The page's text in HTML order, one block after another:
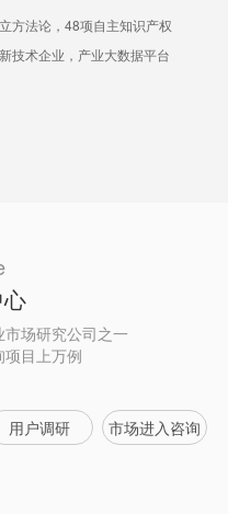
方法论，48项自主知识产权
技术企业，产业大数据平台
场研究公司之一
项目上万例
用户调研
市场进入咨询